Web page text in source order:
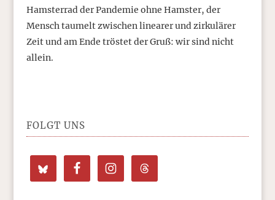
Hamsterrad der Pandemie ohne Hamster, der
Mensch taumelt zwischen linearer und zirkulärer
Zeit und am Ende tröstet der Gruß: wir sind nicht
allein.
FOLGT UNS